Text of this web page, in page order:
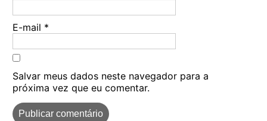
E-mail *
Salvar meus dados neste navegador para a
próxima vez que eu comentar.